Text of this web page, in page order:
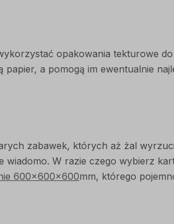
opakowania tekturowe
papier, a pomogą im ewentualnie
zabawek, których aż żal
W razie czego wybierz
600x600x600mm, którego